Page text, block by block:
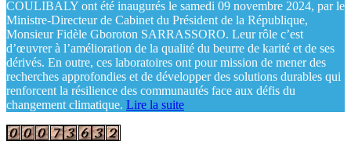
COULIBALY ont été inaugurés le samedi 09 novembre 2024, par le
Ministre-Directeur de Cabinet du Président de la République,
Monsieur Fidèle Gboroton SARRASSORO. Leur rôle c’est
d’œuvrer à l’amélioration de la qualité du beurre de karité et de ses
dérivés. En outre, ces laboratoires ont pour mission de mener des
recherches approfondies et de développer des solutions durables qui
renforcent la résilience des communautés face aux défis du
changement climatique. Lire la suite